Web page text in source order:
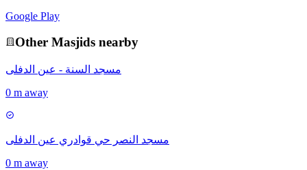
Google Play
Other Masjids nearby
مسجد السنة - عين الدفلى
0 m away
مسجد النصر حي قوادري عين الدفلى
0 m away